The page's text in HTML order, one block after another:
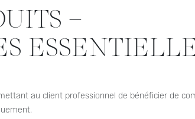
–
au client professionnel de bénéficier de